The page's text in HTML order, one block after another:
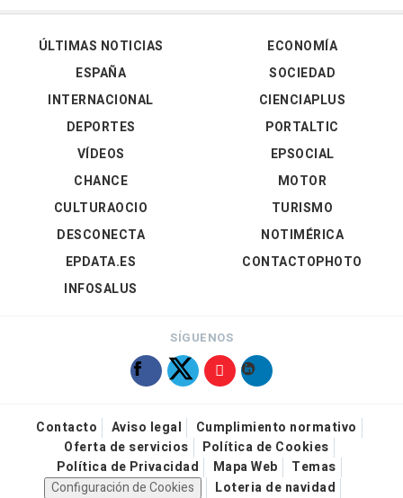
ÚLTIMAS NOTICIAS
ESPAÑA
INTERNACIONAL
DEPORTES
VÍDEOS
ECONOMÍA
SOCIEDAD
CIENCIAPLUS
PORTALTIC
EPSOCIAL
CHANCE
CULTURAOCIO
DESCONECTA
EPDATA.ES
INFOSALUS
MOTOR
TURISMO
NOTIMÉRICA
CONTACTOPHOTO
SÍGUENOS
Contacto Aviso legal
Cumplimiento normativo
Oferta de servicios
Política de Cookies
Política de Privacidad
Mapa Web
Temas
Configuración de Cookies
Loteria de navidad